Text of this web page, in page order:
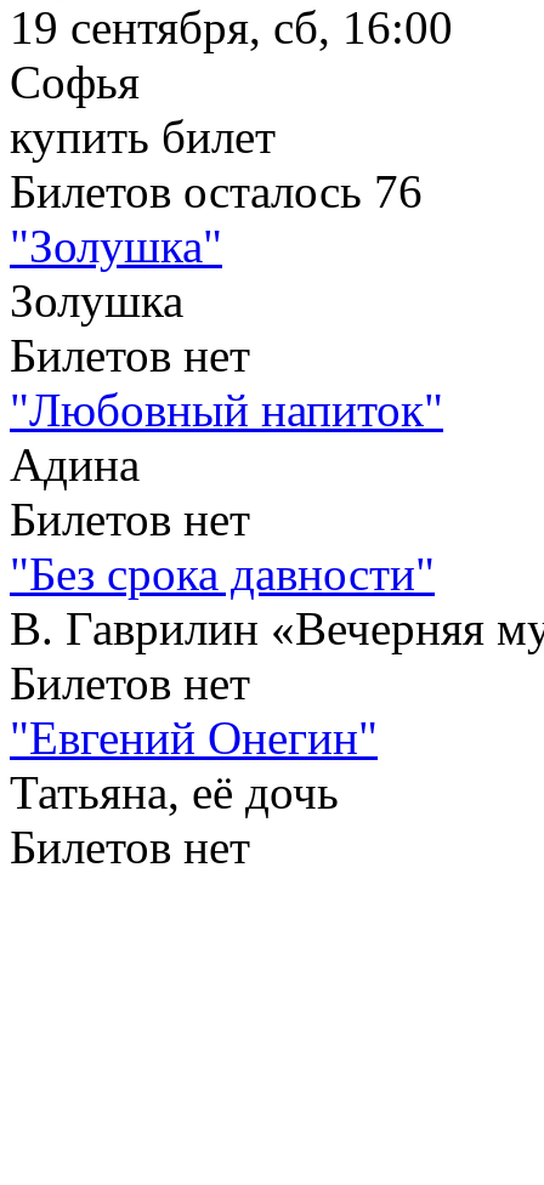
19 сентября, сб, 16:00
Софья
купить билет
Билетов осталось 76
"Золушка"
Золушка
Билетов нет
"Любовный напиток"
Адина
Билетов нет
"Без срока давности"
В. Гаврилин «Вечерняя
Билетов нет
"Евгений Онегин"
Татьяна, её дочь
Билетов нет